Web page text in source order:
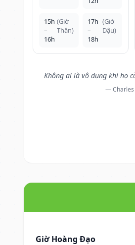
15h
–
16h
(Giờ
Thân)
17h
–
18h
(Giờ
Dậu)
Không ai là vô dụng khi họ
— Charles
Giờ Hoàng Đạo